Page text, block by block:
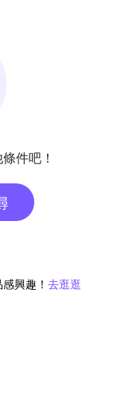
件吧！
興趣！ 去逛逛